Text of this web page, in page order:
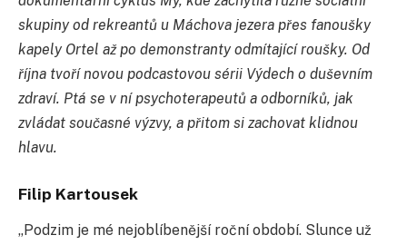
skupiny od rekreantů u Máchova jezera přes fanoušky
kapely Ortel až po demonstranty odmítající roušky. Od
října tvoří novou podcastovou sérii Výdech o duševním
zdraví. Ptá se v ní psychoterapeutů a odborníků, jak
zvládat současné výzvy, a přitom si zachovat klidnou
hlavu.
Filip Kartousek
„Podzim je mé nejoblíbenější roční období. Slunce už